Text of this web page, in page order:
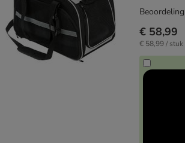
€ 58,99
€ 58,99 / stuk